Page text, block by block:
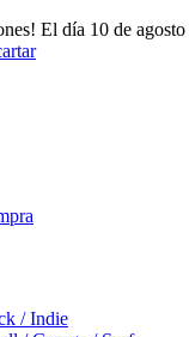
El día 10 de agosto
/ Indie